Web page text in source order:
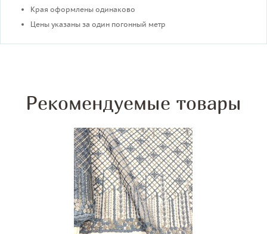
Края оформлены одинаково
Цены указаны за один погонный метр
Рекомендуемые товары